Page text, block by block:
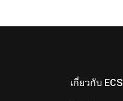
เกี่ยวกับ ECS